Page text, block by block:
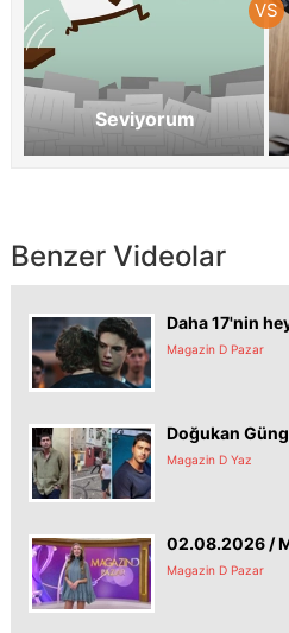
Seviyorum
Benzer Videolar
Daha 17'nin
Magazin D Pazar
Doğukan
Magazin D Yaz
02.08.2026 /
Magazin D Pazar